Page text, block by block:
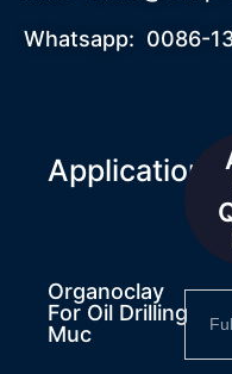
Whatsapp: 0086-
Applications
Organoclay
For Oil Drilling
Muc